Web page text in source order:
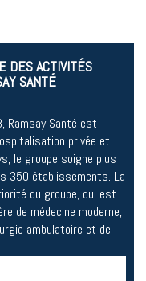
DES ACTIVITÉS
SANTÉ
Ramsay Santé est
privée et
le groupe soigne plus
350 établissements. La
du groupe, qui est
de médecine moderne,
ambulatoire et de